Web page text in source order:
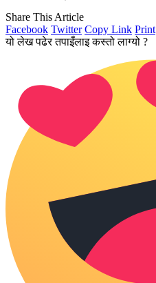
Share This Article
Facebook Twitter Copy Link Print
यो लेख पढेर तपाइँलाइ कस्तो लाग्यो ?